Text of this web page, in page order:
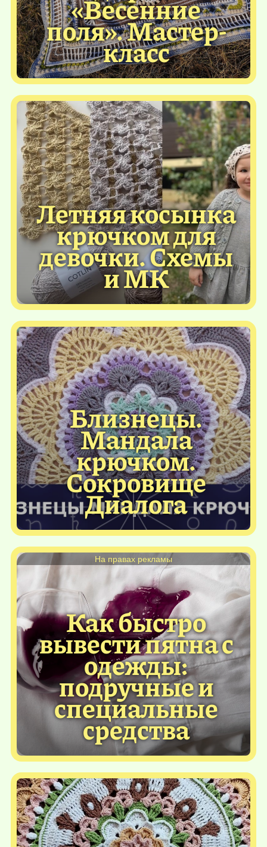
«Весенние
поля». Мастер-
класс
Летняя косынка
крючком для
девочки. Схемы
и МК
Близнецы.
Мандала
крючком.
Сокровище
Диалога
Как быстро
вывести пятна с
одежды:
подручные и
специальные
средства
На правах рекламы